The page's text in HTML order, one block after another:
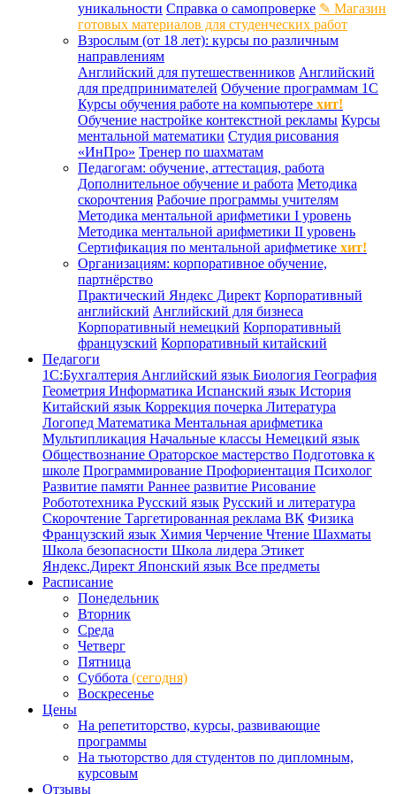
уникальности Справка о самопроверке ✎ Магазин
готовых материалов для студенческих работ
Взрослым (от 18 лет): курсы по различным
направлениям
Английский для путешественников Английский
для предпринимателей Обучение программам 1С
Курсы обучения работе на компьютере хит!
Обучение настройке контекстной рекламы Курсы
ментальной математики Студия рисования
«ИнПро» Тренер по шахматам
Педагогам: обучение, аттестация, работа
Дополнительное обучение и работа Методика
скорочтения Рабочие программы учителям
Методика ментальной арифметики I уровень
Методика ментальной арифметики II уровень
Сертификация по ментальной арифметике хит!
Организациям: корпоративное обучение,
партнёрство
Практический Яндекс Директ Корпоративный
английский Английский для бизнеса
Корпоративный немецкий Корпоративный
французский Корпоративный китайский
Педагоги
1С:Бухгалтерия Английский язык Биология География
Геометрия Информатика Испанский язык История
Китайский язык Коррекция почерка Литература
Логопед Математика Ментальная арифметика
Мультипликация Начальные классы Немецкий язык
Обществознание Ораторское мастерство Подготовка к
школе Программирование Профориентация Психолог
Развитие памяти Раннее развитие Рисование
Робототехника Русский язык Русский и литература
Скорочтение Таргетированная реклама ВК Физика
Французский язык Химия Черчение Чтение Шахматы
Школа безопасности Школа лидера Этикет
Яндекс.Директ Японский язык Все предметы
Расписание
Понедельник
Вторник
Среда
Четверг
Пятница
Суббота (сегодня)
Воскресенье
Цены
На репетиторство, курсы, развивающие
программы
На тьюторство для студентов по дипломным,
курсовым
Отзывы